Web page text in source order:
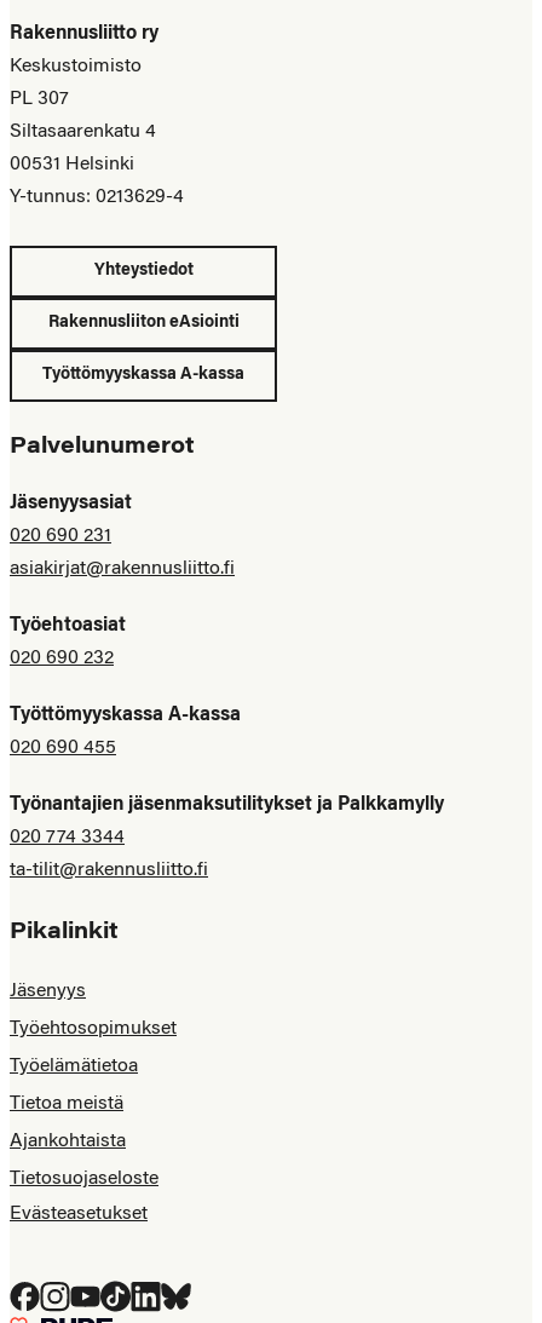
Rakennusliitto ry
Keskustoimisto
PL 307
Siltasaarenkatu 4
00531 Helsinki
Y-tunnus: 0213629-4
Yhteystiedot
Rakennusliiton eAsiointi
Työttömyyskassa A-kassa
Palvelunumerot
Jäsenyysasiat
020 690 231
asiakirjat@rakennusliitto.fi
Työehtoasiat
020 690 232
Työttömyyskassa A-kassa
020 690 455
Työnantajien jäsenmaksutilitykset ja Palkkamylly
020 774 3344
ta-tilit@rakennusliitto.fi
Pikalinkit
Jäsenyys
Työehtosopimukset
Työelämätietoa
Tietoa meistä
Ajankohtaista
Tietosuojaseloste
Evästeasetukset
Facebook
Instagram
YouTube
TiktokLinkedIn
Bluesky